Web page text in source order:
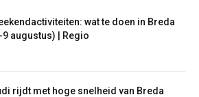
wat te doen in Breda
9 augustus) | Regio
rijdt met hoge snelheid van Breda